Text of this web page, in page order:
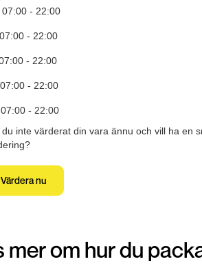
07:00 - 22:00
- 22:00
- 22:00
- 22:00
- 22:00
du inte värderat din vara ännu och vill ha en
Värdera nu
mer om hur du